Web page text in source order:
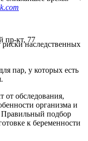
наследственных
пар, у которых есть
от обследования,
организма и
Правильный подбор
к беременности
пр-кт, 77